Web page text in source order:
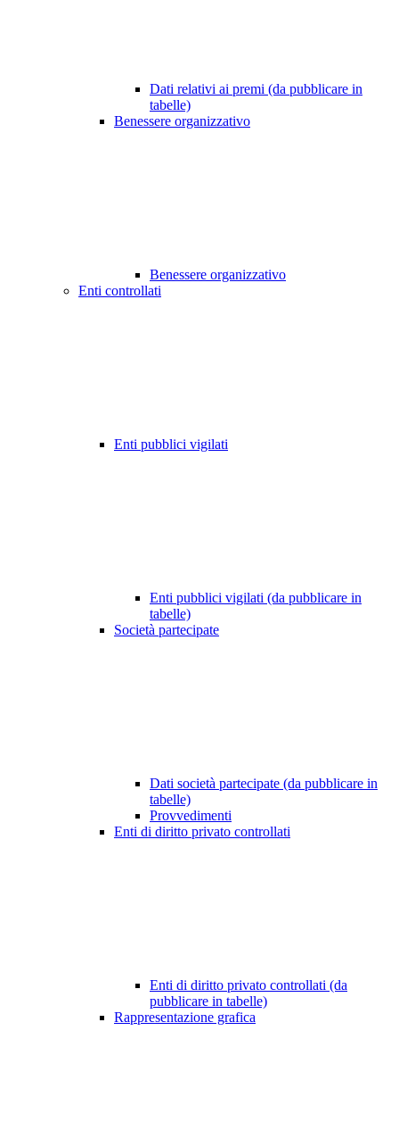
Dati relativi ai premi (da pubblicare in
tabelle)
Benessere organizzativo
Benessere organizzativo
Enti controllati
Enti pubblici vigilati
Enti pubblici vigilati (da pubblicare in
tabelle)
Società partecipate
Dati società partecipate (da pubblicare in
tabelle)
Provvedimenti
Enti di diritto privato controllati
Enti di diritto privato controllati (da
pubblicare in tabelle)
Rappresentazione grafica